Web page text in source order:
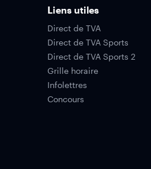
Liens utiles
Direct de TVA
Direct de TVA Sports
Direct de TVA Sports 2
Grille horaire
Infolettres
Concours